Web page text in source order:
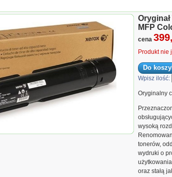
C7000 /C7025 A3 MFP Color | 23 600
MFP
cena
Produkt nie
Wpisz ilość:
Oryginalny
wysoką
tonerów,
wydruki o
oraz stałą